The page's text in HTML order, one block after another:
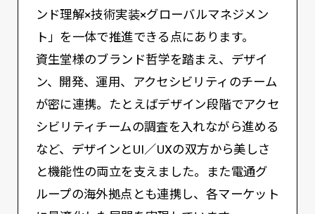
ンド理解×技術実装×グローバルマネジメン
ト」を一体で推進できる点にあります。
資生堂様のブランド哲学を踏まえ、デザイ
ン、開発、運用、アクセシビリティのチーム
が密に連携。たとえばデザイン段階でアクセ
シビリティチームの調査を入れながら進める
など、デザインとUI／UXの双方から美しさ
と機能性の両立を支えました。また電通グ
ループの海外拠点とも連携し、各マーケット